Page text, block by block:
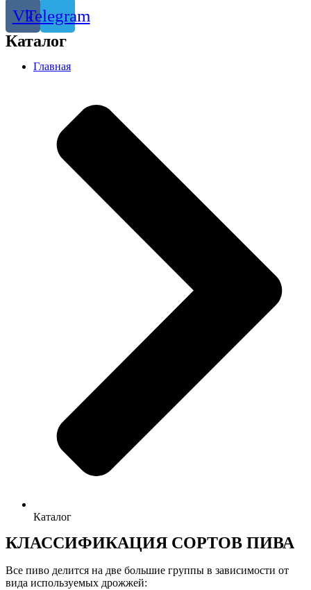
VkTelegram
Каталог
Главная
Каталог
КЛАССИФИКАЦИЯ СОРТОВ ПИВА
Все пиво делится на две большие группы в зависимости от
вида используемых дрожжей: